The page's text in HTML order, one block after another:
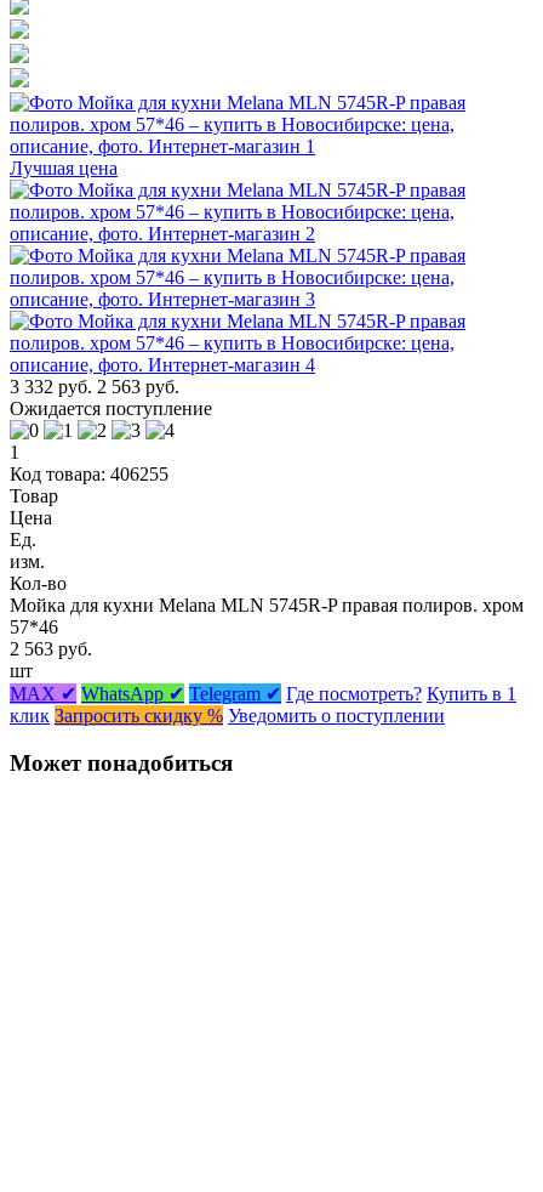
Лучшая цена
3 332 руб. 2 563 руб.
Ожидается поступление
1
Код товара: 406255
Товар
Цена
Ед.
изм.
Кол-во
Мойка для кухни Melana MLN 5745R-P правая полиров. хром
57*46
2 563 руб.
шт
MAX ✔ WhatsApp ✔ Telegram ✔ Где посмотреть? Купить в 1
клик Запросить скидку % Уведомить о поступлении
Может понадобиться